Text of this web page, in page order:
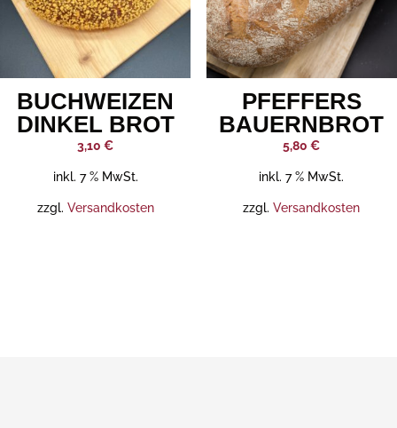
BUCHWEIZEN
DINKEL BROT
3,10€
inkl. 7 % MwSt.
zzgl. Versandkosten
PFEFFERS
BAUERNBROT
5,80€
inkl. 7 % MwSt.
zzgl.Versandkosten